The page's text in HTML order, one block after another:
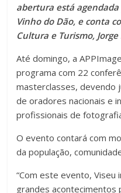
abertura está
Vinho do Dão, e conta
Cultura e Turismo, Jorge
Até domingo, a
programa com 22
masterclasses, devendo
de oradores nacionais e
profissionais de
O evento contará com
da população,
“Com este evento,
grandes